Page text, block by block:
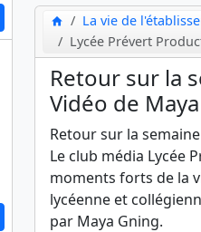
La vie de
Lycée Prévert
Retour sur la
Vidéo de
Retour sur la
Le club média Lycée
moments forts de la
lycéenne et
par Maya Gning.